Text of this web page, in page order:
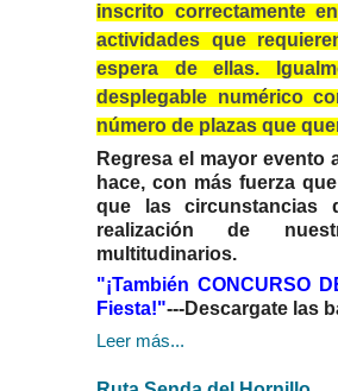
inscrito correctamente
actividades que
espera de ellas.
desplegable numérico
número de plazas que
Regresa el mayor evento
hace, con más fuerza
que las circunstancias
realización de
multitudinarios.
"¡También CONCURSO
Fiesta!"---Descargate las
Leer más...